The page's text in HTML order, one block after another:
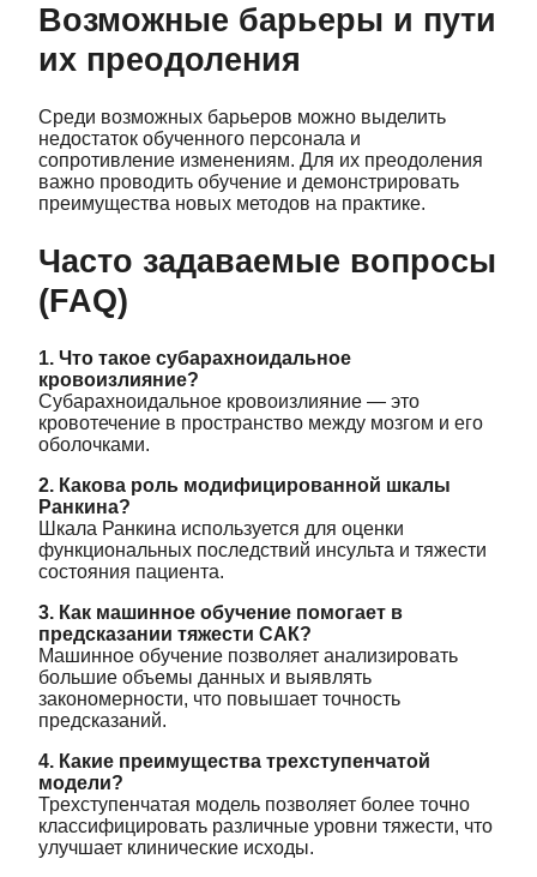
Возможные барьеры и пути
их преодоления
Среди возможных барьеров можно выделить
недостаток обученного персонала и
сопротивление изменениям. Для их преодоления
важно проводить обучение и демонстрировать
преимущества новых методов на практике.
Часто задаваемые вопросы
(FAQ)
1. Что такое субарахноидальное
кровоизлияние?
Субарахноидальное кровоизлияние — это
кровотечение в пространство между мозгом и его
оболочками.
2. Какова роль модифицированной шкалы
Ранкина?
Шкала Ранкина используется для оценки
функциональных последствий инсульта и тяжести
состояния пациента.
3. Как машинное обучение помогает в
предсказании тяжести САК?
Машинное обучение позволяет анализировать
большие объемы данных и выявлять
закономерности, что повышает точность
предсказаний.
4. Какие преимущества трехступенчатой
модели?
Трехступенчатая модель позволяет более точно
классифицировать различные уровни тяжести, что
улучшает клинические исходы.